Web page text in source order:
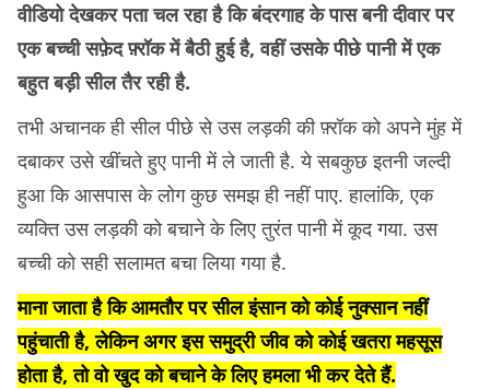
वीडियो देखकर पता चल रहा है कि बंदरगाह के पास बनी दीवार पर
एक बच्ची सफ़ेद फ़्रॉक में बैठी हुई है, वहीं उसके पीछे पानी में एक
बहुत बड़ी सील तैर रही है.
तभी अचानक ही सील पीछे से उस लड़की की फ़्रॉक को अपने मुंह में
दबाकर उसे खींचते हुए पानी में ले जाती है. ये सबकुछ इतनी जल्दी
हुआ कि आसपास के लोग कुछ समझ ही नहीं पाए. हालांकि, एक
व्यक्ति उस लड़की को बचाने के लिए तुरंत पानी में कूद गया. उस
बच्ची को सही सलामत बचा लिया गया है.
माना जाता है कि आमतौर पर सील इंसान को कोई नुक्सान नहीं
पहुंचाती है, लेकिन अगर इस समुद्री जीव को कोई खतरा महसूस
होता है, तो वो खुद को बचाने के लिए हमला भी कर देते हैं.